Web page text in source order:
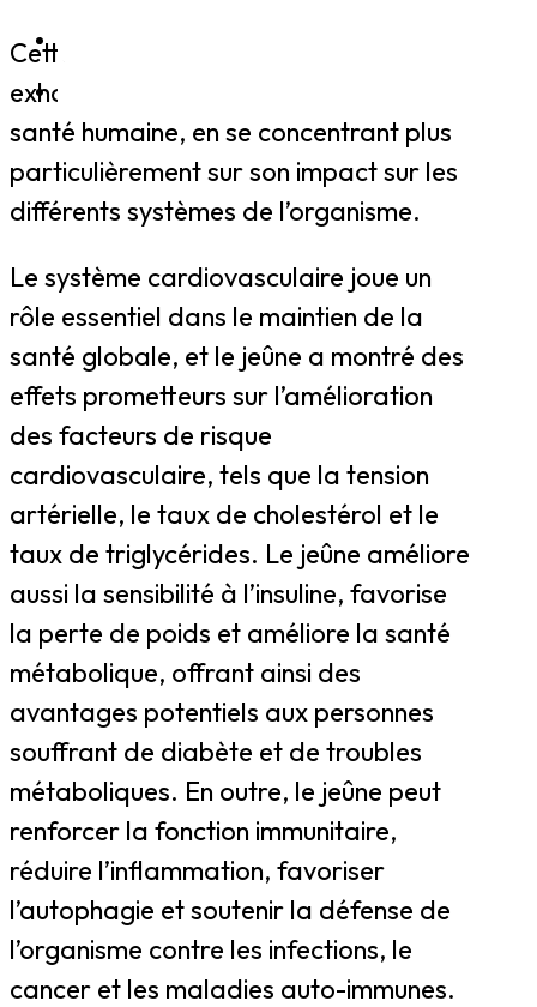
Cette étude vise à examiner de manière
exhaustive les effets du jeûne sur la
santé humaine, en se concentrant plus
particulièrement sur son impact sur les
différents systèmes de l’organisme.
Le système cardiovasculaire joue un
rôle essentiel dans le maintien de la
santé globale, et le jeûne a montré des
effets prometteurs sur l’amélioration
des facteurs de risque
cardiovasculaire, tels que la tension
artérielle, le taux de cholestérol et le
taux de triglycérides. Le jeûne améliore
aussi la sensibilité à l’insuline, favorise
la perte de poids et améliore la santé
métabolique, offrant ainsi des
avantages potentiels aux personnes
souffrant de diabète et de troubles
métaboliques. En outre, le jeûne peut
renforcer la fonction immunitaire,
réduire l’inflammation, favoriser
l’autophagie et soutenir la défense de
l’organisme contre les infections, le
cancer et les maladies auto-immunes.